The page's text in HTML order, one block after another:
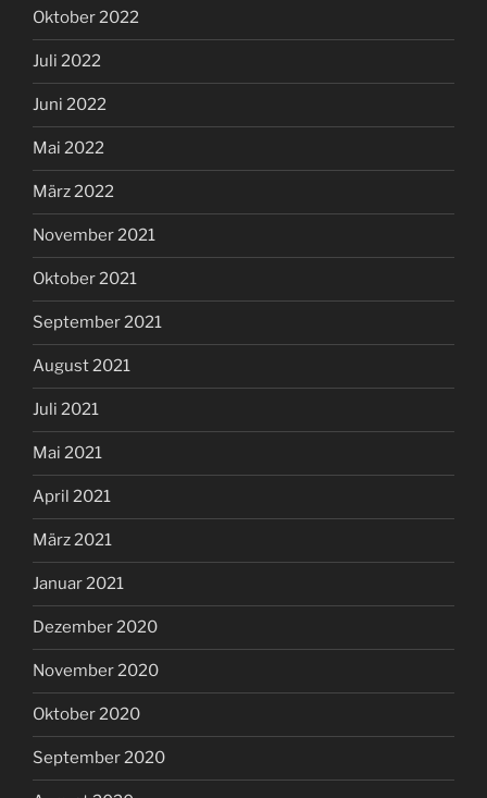
Oktober 2022
Juli 2022
Juni 2022
Mai 2022
März 2022
November 2021
Oktober 2021
September 2021
August 2021
Juli 2021
Mai 2021
April 2021
März 2021
Januar 2021
Dezember 2020
November 2020
Oktober 2020
September 2020